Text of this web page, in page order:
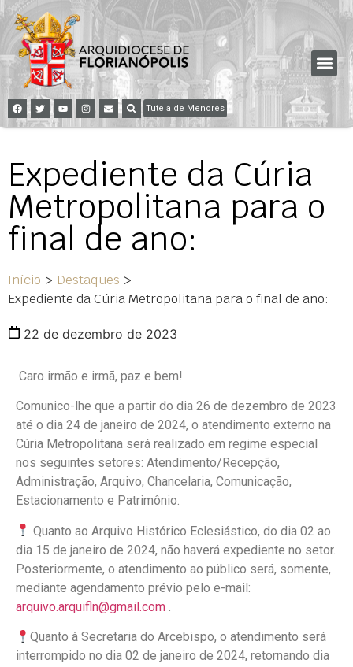
Tutela de Menores
Expediente da Cúria
Metropolitana para o
final de ano:
Início > Destaques >
Expediente da Cúria Metropolitana para o final de ano:
22 de dezembro de 2023
Caro irmão e irmã, paz e bem!
Comunico-lhe que a partir do dia 26 de dezembro de 2023
até o dia 24 de janeiro de 2024, o atendimento externo na
Cúria Metropolitana será realizado em regime especial
nos seguintes setores: Atendimento/Recepção,
Administração, Arquivo, Chancelaria, Comunicação,
Estacionamento e Patrimônio.
Quanto ao Arquivo Histórico Eclesiástico, do dia 02 ao
dia 15 de janeiro de 2024, não haverá expediente no setor.
Posteriormente, o atendimento ao público será, somente,
mediante agendamento prévio pelo e-mail:
arquivo.arquifln@gmail.com
Quanto à Secretaria do Arcebispo, o atendimento será
interrompido no dia 02 de janeiro de 2024, retornando dia